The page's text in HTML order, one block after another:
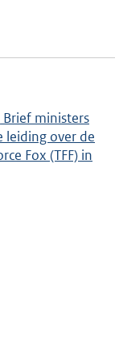
ministers
leiding over de
Fox (TFF) in